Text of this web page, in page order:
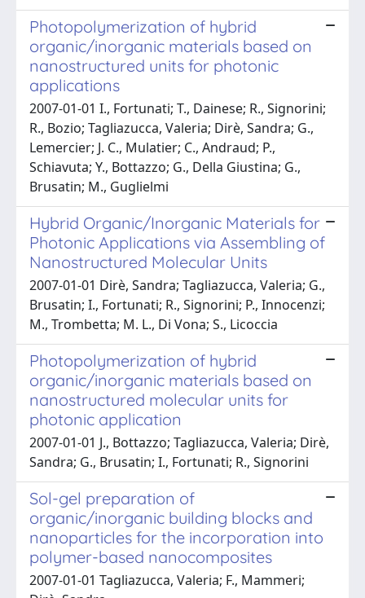
Photopolymerization of hybrid
organic/inorganic materials based on
nanostructured units for photonic
applications
2007-01-01 I., Fortunati; T., Dainese; R., Signorini;
R., Bozio; Tagliazucca, Valeria; Dirè, Sandra; G.,
Lemercier; J. C., Mulatier; C., Andraud; P.,
Schiavuta; Y., Bottazzo; G., Della Giustina; G.,
Brusatin; M., Guglielmi
Hybrid Organic/Inorganic Materials for
Photonic Applications via Assembling of
Nanostructured Molecular Units
2007-01-01 Dirè, Sandra; Tagliazucca, Valeria; G.,
Brusatin; I., Fortunati; R., Signorini; P., Innocenzi;
M., Trombetta; M. L., Di Vona; S., Licoccia
Photopolymerization of hybrid
organic/inorganic materials based on
nanostructured molecular units for
photonic application
2007-01-01 J., Bottazzo; Tagliazucca, Valeria; Dirè,
Sandra; G., Brusatin; I., Fortunati; R., Signorini
Sol-gel preparation of
organic/inorganic building blocks and
nanoparticles for the incorporation into
polymer-based nanocomposites
2007-01-01 Tagliazucca, Valeria; F., Mammeri;